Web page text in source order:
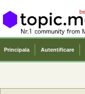
Principala Autentificare